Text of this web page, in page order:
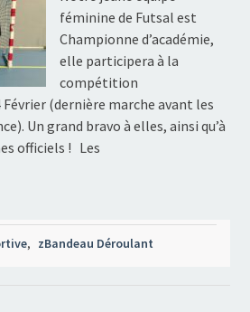
féminine de Futsal est
Championne d’académie,
elle participera à la
compétition
(dernière marche avant les
Un grand bravo à elles, ainsi qu’à
officiels ! Les
, zBandeau Déroulant